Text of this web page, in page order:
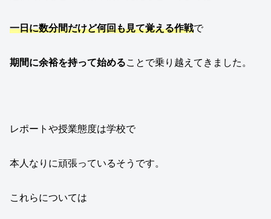
一日に数分間だけど何回も見て覚える作戦で
期間に余裕を持って始めることで乗り越えてきました。
レポートや授業態度は学校で
本人なりに頑張っているそうです。
これらについては